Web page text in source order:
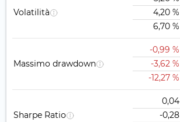
Volatilità
4,20 %
6,70 %
Massimo drawdown
-0,99 %
-3,62 %
-12,27 %
Sharpe Ratio
0,04
-0,28